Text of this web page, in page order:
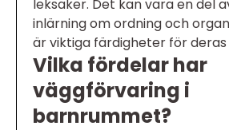
leksaker. Det kan vara en del
inlärning om ordning och
är viktiga färdigheter för deras
Vilka fördelar har
väggförvaring i
barnrummet?